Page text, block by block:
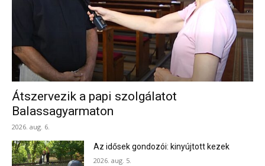
Átszervezik a papi szolgálatot
Balassagyarmaton
2026. aug. 6.
Az idősek gondozói: kinyújtott kezek
2026. aug. 5.